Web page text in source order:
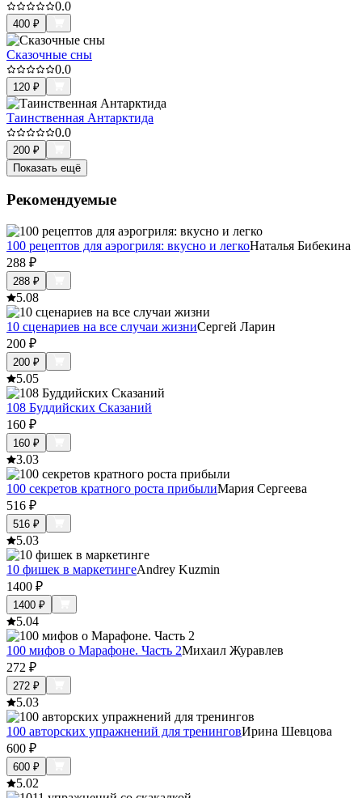
0.0
400 ₽
Сказочные сны
0.0
120 ₽
Таинственная Антарктида
0.0
200 ₽
Показать ещё
Рекомендуемые
100 рецептов для аэрогриля: вкусно и легкоНаталья Бибекина
288 ₽
288 ₽
5.08
10 сценариев на все случаи жизниСергей Ларин
200 ₽
200 ₽
5.05
108 Буддийских Сказаний
160 ₽
160 ₽
3.03
100 секретов кратного роста прибылиМария Сергеева
516 ₽
516 ₽
5.03
10 фишек в маркетингеAndrey Kuzmin
1400 ₽
1400 ₽
5.04
100 мифов о Марафоне. Часть 2Михаил Журавлев
272 ₽
272 ₽
5.03
100 авторских упражнений для тренинговИрина Шевцова
600 ₽
600 ₽
5.02